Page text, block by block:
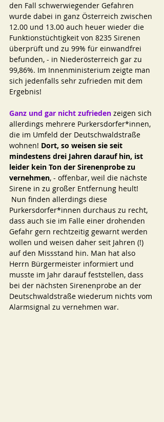
den Fall schwerwiegender Gefahren
wurde dabei in ganz Österreich zwischen
12.00 und 13.00 auch heuer wieder die
Funktionstüchtigkeit von 8235 Sirenen
überprüft und zu 99% für einwandfrei
befunden, - in Niederösterreich gar zu
99,86%. Im Innenministerium zeigte man
sich jedenfalls sehr zufrieden mit dem
Ergebnis!
Ganz und gar nicht zufrieden zeigen sich
allerdings mehrere Purkersdorfer*innen,
die im Umfeld der Deutschwaldstraße
wohnen! Dort, so weisen sie seit
mindestens drei Jahren darauf hin, ist
leider kein Ton der Sirenenprobe zu
vernehmen, - offenbar, weil die nächste
Sirene in zu großer Entfernung heult!
Purkersdorfer*innen durchaus zu recht,
dass auch sie im Falle einer drohenden
Gefahr gern rechtzeitig gewarnt werden
wollen und weisen daher seit Jahren (!)
auf den Missstand hin. Man hat also
Herrn Bürgermeister informiert und
musste im Jahr darauf feststellen, dass
bei der nächsten Sirenenprobe an der
Deutschwaldstraße wiederum nichts vom
Alarmsignal zu vernehmen war.